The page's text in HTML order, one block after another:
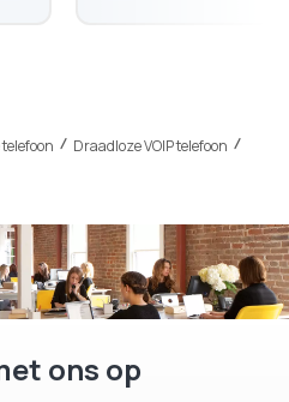
Draadloze VOIP telefoon
ons op